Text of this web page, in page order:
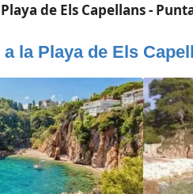
de Els Capellans -
la Playa de Els